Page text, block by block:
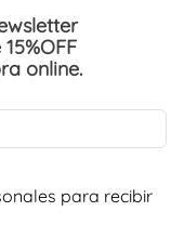
online.